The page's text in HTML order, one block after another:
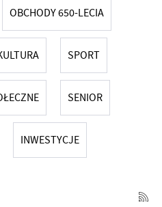
OBCHODY 650-LECIA
SPORT
SENIOR
INWESTYCJE